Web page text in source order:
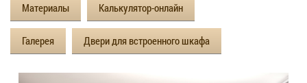
Материалы Калькулятор-онлайн
Галерея Двери для встроенного шкафа